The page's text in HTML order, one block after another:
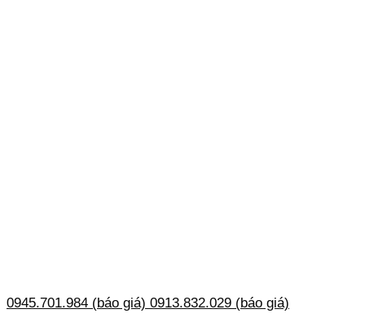
0945.701.984 (báo giá) 0913.832.029 (báo giá)